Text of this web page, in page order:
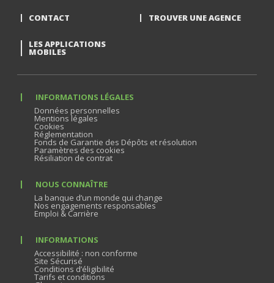
CONTACT TROUVER UNE AGENCE
LES APPLICATIONS
MOBILES
INFORMATIONS LÉGALES
Données personnelles
Mentions légales
Cookies
Réglementation
Fonds de Garantie des Dépôts et résolution
Paramètres des cookies
Résiliation de contrat
NOUS CONNAÎTRE
La banque d’un monde qui change
Nos engagements responsables
Emploi & Carrière
INFORMATIONS
Accessibilité : non conforme
Site Sécurisé
Conditions d’éligibilité
Tarifs et conditions